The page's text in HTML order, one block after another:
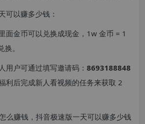
可以赚多少钱：
面金币可以兑换成现金，1w 金币 = 1
。
用户可通过填写邀请码： 8693188848
利后完成新人看视频的任务来获取 2